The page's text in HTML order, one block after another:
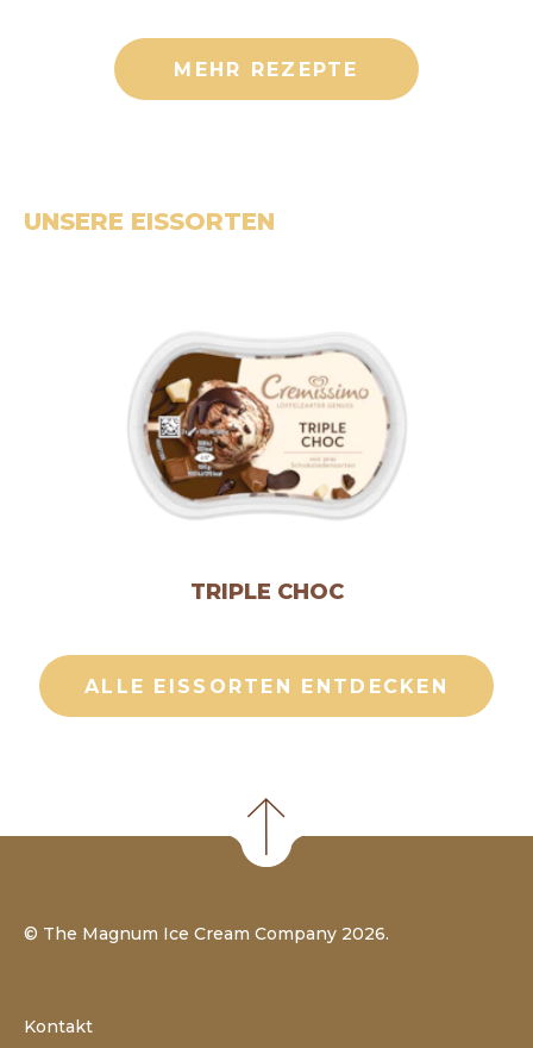
MEHR REZEPTE
UNSERE EISSORTEN
TRIPLE CHOC
ALLE EISSORTEN ENTDECKEN
© The Magnum Ice Cream Company 2026.
Kontakt